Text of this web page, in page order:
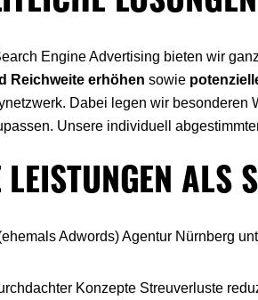
Engine Advertising bieten wir
Reichweite erhöhen sowie
Dabei legen wir besonderen
Unsere individuell
LEISTUNGEN ALS
Adwords) Agentur Nürnberg
Konzepte Streuverluste